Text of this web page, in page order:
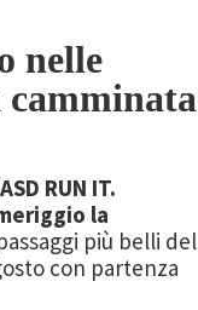
nelle
ASD RUN IT.
la
più belli del
con partenza